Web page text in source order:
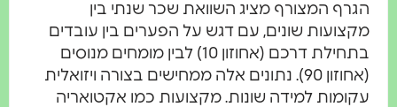
הגרף המצורף מציג השוואת שכר שנתי בין
מקצועות שונים, עם דגש על הפערים בין עובדים
בתחילת דרכם (אחוזון 10) לבין מומחים מנוסים
(אחוזון 90). נתונים אלה ממחישים בצורה ויזואלית
עקומות למידה שונות. מקצועות כמו אקטואריה